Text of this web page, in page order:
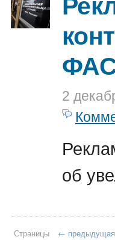
2
об
Страницы ← предыдущая